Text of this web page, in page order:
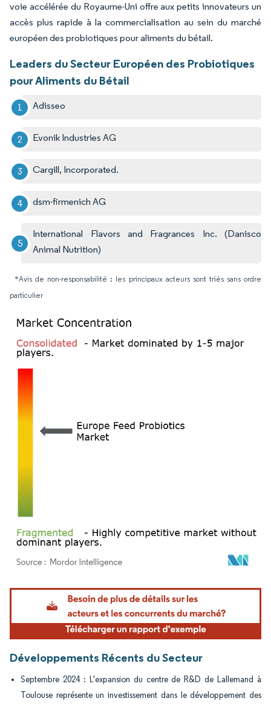
voie accélérée du Royaume-Uni offre aux petits innovateurs un
accès plus rapide à la commercialisation au sein du marché
européen des probiotiques pour aliments du bétail.
Leaders du Secteur Européen des Probiotiques
pour Aliments du Bétail
Adisseo
Evonik Industries AG
Cargill, Incorporated.
dsm-firmenich AG
International Flavors and Fragrances Inc. (Danisco
Animal Nutrition)
*Avis de non-responsabilité : les principaux acteurs sont triés sans ordre
particulier
Image © Mordor Intelligence. La réutilisation nécessite une attribution sous CC BY
Développements Récents du Secteur
Septembre 2024 : L'expansion du centre de R&D de Lallemand à
Toulouse représente un investissement dans le développement des